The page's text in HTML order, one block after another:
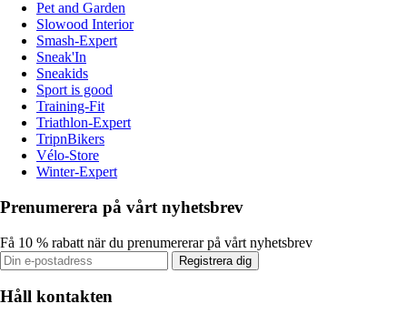
Pet and Garden
Slowood Interior
Smash-Expert
Sneak'In
Sneakids
Sport is good
Training-Fit
Triathlon-Expert
TripnBikers
Vélo-Store
Winter-Expert
Prenumerera på vårt nyhetsbrev
Få 10 % rabatt när du prenumererar på vårt nyhetsbrev
Registrera dig
Håll kontakten